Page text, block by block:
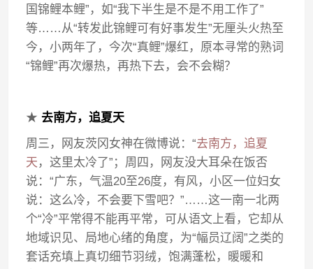
国锦鲤本鲤”，如“我下半生是不是不用工作了”
等……从“转发此锦鲤可有好事发生”无厘头火热至
今，小两年了，今次“真鲤”爆红，原本寻常的熟词
“锦鲤”再次爆热，再热下去，会不会糊？
★去南方，追夏天
周三，网友茨冈女神在微博说：“去南方，追夏
天 ，这里太冷了”；周四，网友没大耳朵在饭否
说：“广东，气温20至26度，有风，小区一位妇女
说：这么冷，不会要下雪吧？”……这一南一北两
个“冷”平常得不能再平常，可从语文上看，它却从
地域识见、局地心绪的角度，为“幅员辽阔”之类的
套话充填上真切细节羽绒，饱满蓬松，暖暖和